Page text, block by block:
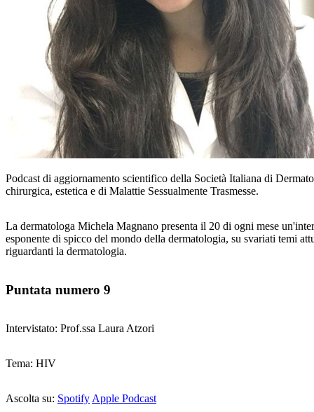
Podcast di aggiornamento scientifico della Società Italiana di
chirurgica, estetica e di Malattie Sessualmente Trasmesse.
La dermatologa Michela Magnano presenta il 20 di ogni mese
esponente di spicco del mondo della dermatologia, su svariati temi
riguardanti la dermatologia.
Puntata numero 9
Intervistato: Prof.ssa Laura Atzori
Tema: HIV
Ascolta su: Spotify Apple Podcast